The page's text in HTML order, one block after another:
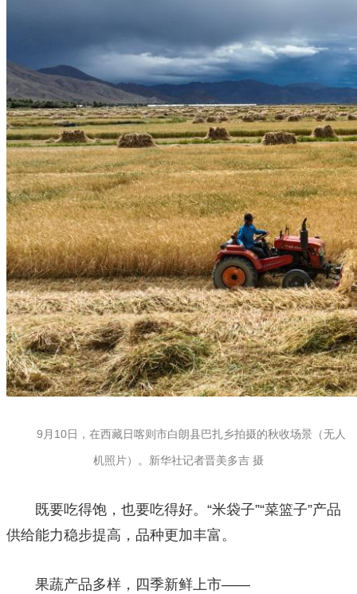
9月10日，在西藏日喀则市白朗县巴扎乡拍摄的秋收场景（无人
机照片）。新华社记者晋美多吉 摄
既要吃得饱，也要吃得好。“米袋子”“菜篮子”产品
供给能力稳步提高，品种更加丰富。
果蔬产品多样，四季新鲜上市——